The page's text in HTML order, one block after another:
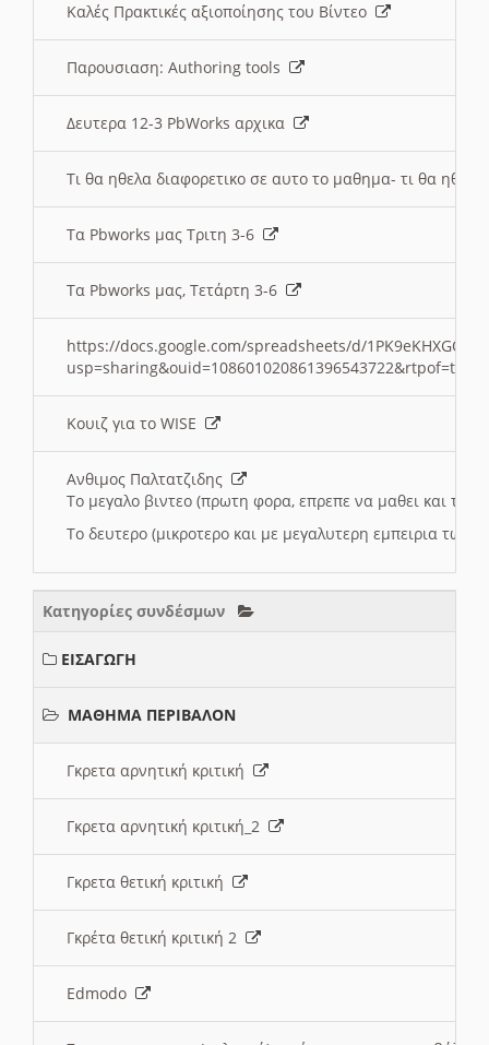
Καλές Πρακτικές αξιοποίησης του Βίντεο
Παρουσιαση: Authoring tools
Δευτερα 12-3 PbWorks αρχικα
Τι θα ηθελα διαφορετικο σε αυτο το μαθημα- τι θα
Τα Pbworks μας Τριτη 3-6
Τα Pbworks μας, Τετάρτη 3-6
https://docs.google.com/spreadsheets/d/
Κουιζ για το WISE
Ανθιμος Παλτατζιδης
Το μεγαλο βιντεο (πρωτη φορα, επρεπε να μαθει και το
Το δευτερο (μικροτερο και με μεγαλυτερη εμπειρια
Κατηγορίες συνδέσμων
ΕΙΣΑΓΩΓΗ
ΜΑΘΗΜΑ ΠΕΡΙΒΑΛΟΝ
Γκρετα αρνητική κριτική
Γκρετα αρνητική κριτική_2
Γκρετα θετική κριτική
Γκρέτα θετική κριτική 2
Edmodo